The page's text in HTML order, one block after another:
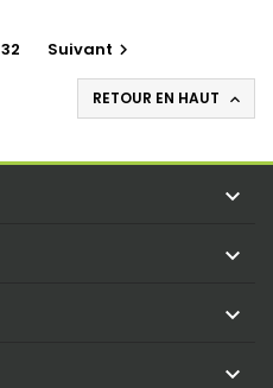
32 Suivant 
RETOUR EN HAUT 



